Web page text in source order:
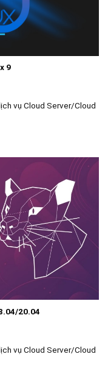
9
vụ Cloud Server/Cloud
20.04
vụ Cloud Server/Cloud